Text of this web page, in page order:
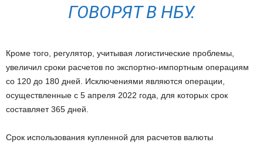
ГОВОРЯТ В НБУ.
Кроме того, регулятор, учитывая логистические проблемы,
увеличил сроки расчетов по экспортно-импортным операциям
со 120 до 180 дней. Исключениями являются операции,
осуществленные с 5 апреля 2022 года, для которых срок
составляет 365 дней.
Срок использования купленной для расчетов валюты